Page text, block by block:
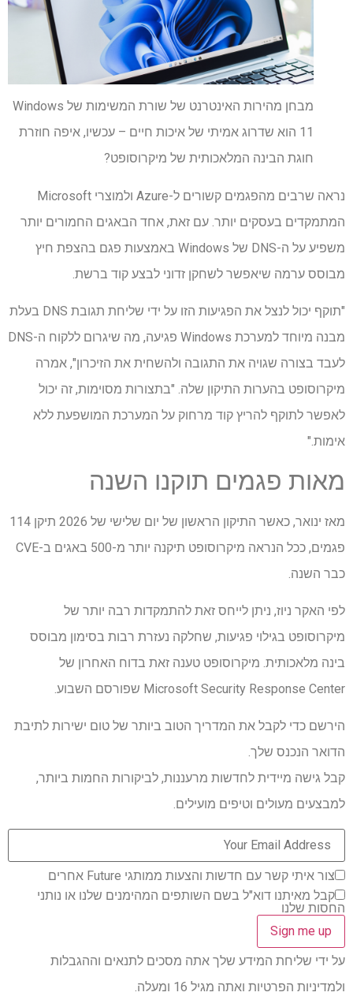
מבחן מהירות האינטרנט של שורת המשימות של Windows
11 הוא שדרוג אמיתי של איכות חיים – עכשיו, איפה חוזרת
חוגת הבינה המלאכותית של מיקרוסופט?
נראה שרבים מהפגמים קשורים ל-Azure ולמוצרי Microsoft
המתמקדים בעסקים יותר. עם זאת, אחד הבאגים החמורים יותר
משפיע על ה-DNS של Windows באמצעות פגם בהצפת חיץ
מבוסס ערמה שיאפשר לשחקן זדוני לבצע קוד ברשת.
"תוקף יכול לנצל את הפגיעות הזו על ידי שליחת תגובת DNS בעלת
מבנה מיוחד למערכת Windows פגיעה, מה שיגרום ללקוח ה-DNS
לעבד בצורה שגויה את התגובה ולהשחית את הזיכרון", אמרה
מיקרוסופט בהערות התיקון שלה. "בתצורות מסוימות, זה יכול
לאפשר לתוקף להריץ קוד מרחוק על המערכת המושפעת ללא
אימות."
מאות פגמים תוקנו השנה
מאז ינואר, כאשר התיקון הראשון של יום שלישי של 2026 תיקן 114
פגמים, ככל הנראה מיקרוסופט תיקנה יותר מ-500 באגים ב-CVE
כבר השנה.
לפי האקר ניוז, ניתן לייחס זאת להתמקדות רבה יותר של
מיקרוסופט בגילוי פגיעות, שחלקה נעזרת רבות בסימון מבוסס
בינה מלאכותית. מיקרוסופט טענה זאת בדוח האחרון של
Microsoft Security Response Center שפורסם השבוע.
הירשם כדי לקבל את המדריך הטוב ביותר של טום ישירות לתיבת
הדואר הנכנס שלך.
קבל גישה מיידית לחדשות מרעננות, לביקורות החמות ביותר,
למבצעים מעולים וטיפים מועילים.
צור איתי קשר עם חדשות והצעות ממותגי Future אחרים
קבל מאיתנו דוא"ל בשם השותפים המהימנים שלנו או נותני
החסות שלנו
על ידי שליחת המידע שלך אתה מסכים לתנאים וההגבלות
ולמדיניות הפרטיות ואתה מגיל 16 ומעלה.